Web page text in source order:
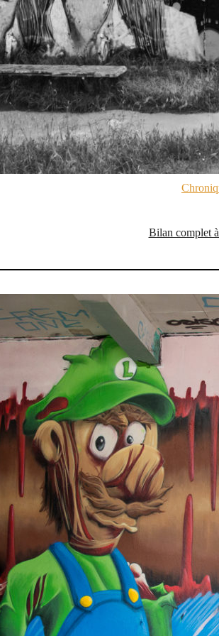
Bilan complet